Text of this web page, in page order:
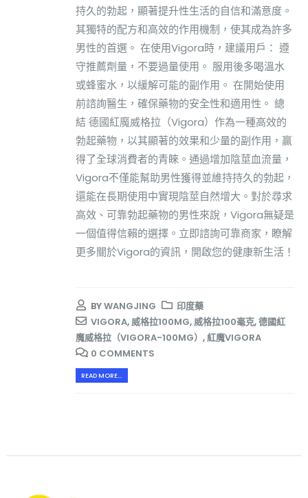
持久的勃起，顯著提升性生活的自信和滿意度。
其獨特的配方和高效的作用機制，使其成為許多
男性的首選。 在使用Vigora時，建議用戶： 遵
守推薦劑量，不要過量使用。 服用後多喝溫水
或蜂蜜水，以緩解可能的副作用。 在開始使用
前諮詢醫生，確保藥物的安全性和適用性。 總
結 德國紅魔威格拉（Vigora）作為一種高效的
勃起藥物，以其顯著的效果和少量的副作用，贏
得了全球消費者的青睞。通過增加陰莖血流量，
Vigora不僅能幫助男性獲得並維持持久的勃起，
還能在長期使用中實現陰莖自然增大。對於尋求
高效、可靠勃起藥物的男性來說，Vigora無疑是
一個值得信賴的選擇。立即諮詢可靠商家，瞭解
更多關於Vigora的資訊，開啟您的健康新生活！
BYWANGJING
印度藥
VIGORA,威格拉100MG,威格拉100毫克,德國紅
魔威格拉（VIGORA-100MG） ,紅魔VIGORA
0 COMMENTS
READ MORE...